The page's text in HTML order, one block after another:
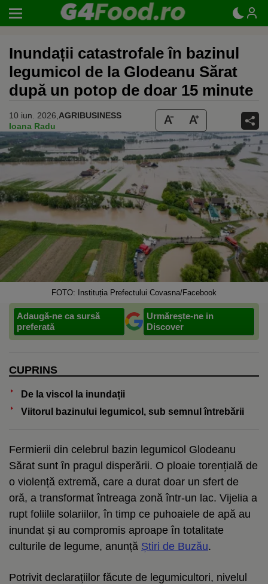
Inundații catastrofale în bazinul
legumicol de la Glodeanu Sărat
după un potop de doar 15 minute
10 iun. 2026, AGRIBUSINESS
Ioana Radu
FOTO: Instituția Prefectului Covasna/Facebook
Adaugă-ne ca sursă
preferată
Urmărește-ne in
Discover
CUPRINS
De la viscol la inundații
Viitorul bazinului legumicol, sub semnul întrebării
Fermierii din celebrul bazin legumicol Glodeanu
Sărat sunt în pragul disperării. O ploaie torențială de
o violență extremă, care a durat doar un sfert de
oră, a transformat întreaga zonă într-un lac. Vijelia a
rupt foliile solariilor, în timp ce puhoaiele de apă au
inundat și au compromis aproape în totalitate
culturile de legume, anunță Știri de Buzău.
Potrivit declarațiilor făcute de legumicultori, nivelul